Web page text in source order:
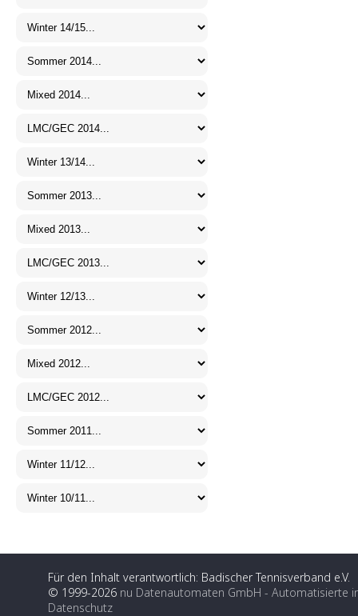
Für den Inhalt verantwortlich: Badischer Tennisverband e.V.
© 1999-2026 nu Datenautomaten GmbH - Automatisierte
Datenschutz